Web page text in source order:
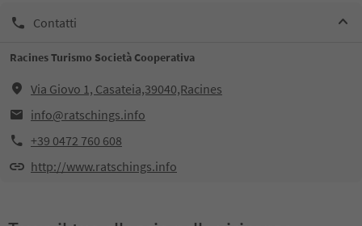
Contatti
Racines Turismo Società Cooperativa
Via Giovo 1, Casateia,39040,Racines
info@ratschings.info
+39 0472 760 608
http://www.ratschings.info